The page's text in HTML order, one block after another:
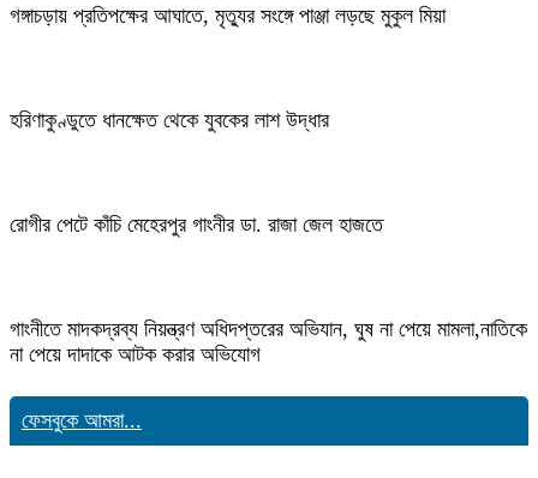
গঙ্গাচড়ায় প্রতিপক্ষের আঘাতে, মৃত্যুর সংঙ্গে পাঞ্জা লড়ছে মুকুল মিয়া
হরিণাকুণ্ডুতে ধানক্ষেত থেকে যুবকের লাশ উদ্ধার
রোগীর পেটে কাঁচি মেহেরপুর গাংনীর ডা. রাজা জেল হাজতে
গাংনীতে মাদকদ্রব্য নিয়ন্ত্রণ অধিদপ্তরের অভিযান, ঘুষ না পেয়ে মামলা,নাতিকে
না পেয়ে দাদাকে আটক করার অভিযোগ
ফেসবুকে আমরা...